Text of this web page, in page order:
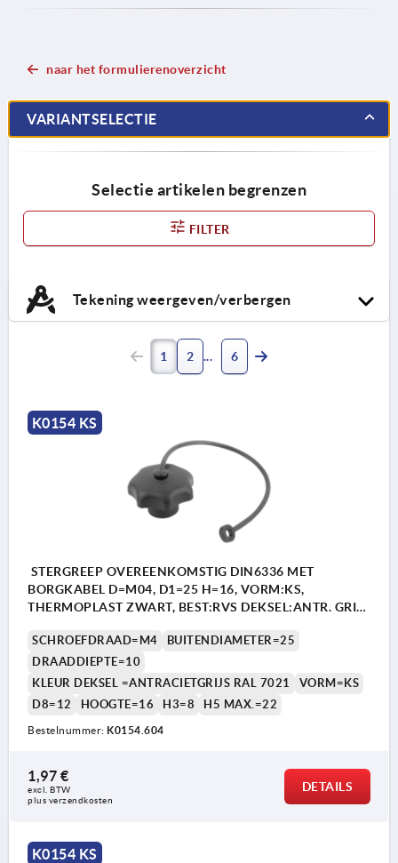
naar het formulierenoverzicht
VARIANTSELECTIE
Selectie artikelen begrenzen
FILTER
Tekening weergeven/verbergen
1 2 6
K0154 KS
STERGREEP OVEREENKOMSTIG DIN6336 MET
BORGKABEL D=M04, D1=25 H=16, VORM:KS,
THERMOPLAST ZWART, BEST:RVS DEKSEL:ANTR. GRIJS
SCHROEFDRAAD=M4
BUITENDIAMETER=25
DRAADDIEPTE=10
KLEUR DEKSEL =ANTRACIETGRIJS RAL 7021
VORM=KS
D8=12
HOOGTE=16 H3=8 H5 MAX.=22
Bestelnummer: K0154.604
1,97 €
excl. BTW
plus verzendkosten
DETAILS
K0154 KS